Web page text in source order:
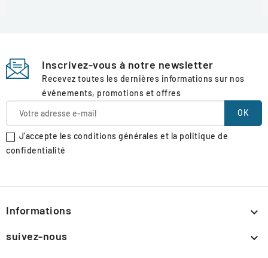
Inscrivez-vous à notre newsletter
Recevez toutes les dernières informations sur nos
événements, promotions et offres
J'accepte les conditions générales et la politique de
confidentialité
Informations 
suivez-nous 